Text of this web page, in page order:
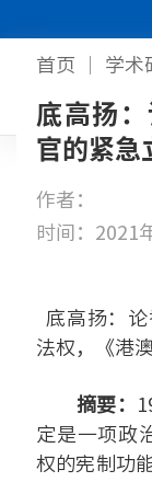
首页 学术
底高扬
官的紧急
作者：
时间：2021
底高扬：
法权 ，《港
摘要：
定是一项政
权的宪制功